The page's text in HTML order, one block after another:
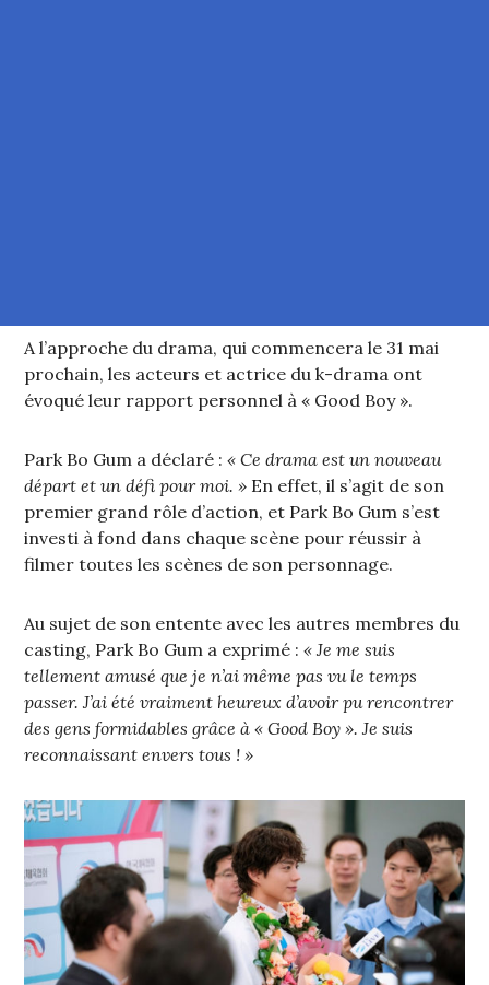
A l’approche du drama, qui commencera le 31 mai
prochain, les acteurs et actrice du k-drama ont
évoqué leur rapport personnel à « Good Boy ».
Park Bo Gum a déclaré :« Ce drama est un nouveau
départ et un défi pour moi. » En effet, il s’agit de son
premier grand rôle d’action, et Park Bo Gum s’est
investi à fond dans chaque scène pour réussir à
filmer toutes les scènes de son personnage.
Au sujet de son entente avec les autres membres du
casting, Park Bo Gum a exprimé :« Je me suis
tellement amusé que je n’ai même pas vu le temps
passer. J’ai été vraiment heureux d’avoir pu rencontrer
des gens formidables grâce à « Good Boy ». Je suis
reconnaissant envers tous ! »